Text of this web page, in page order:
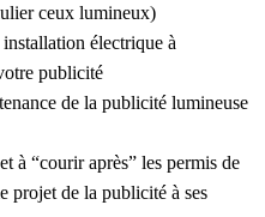
ceux lumineux)
électrique à
publicité
de la publicité lumineuse
à “courir après” les permis de
projet de la publicité à ses